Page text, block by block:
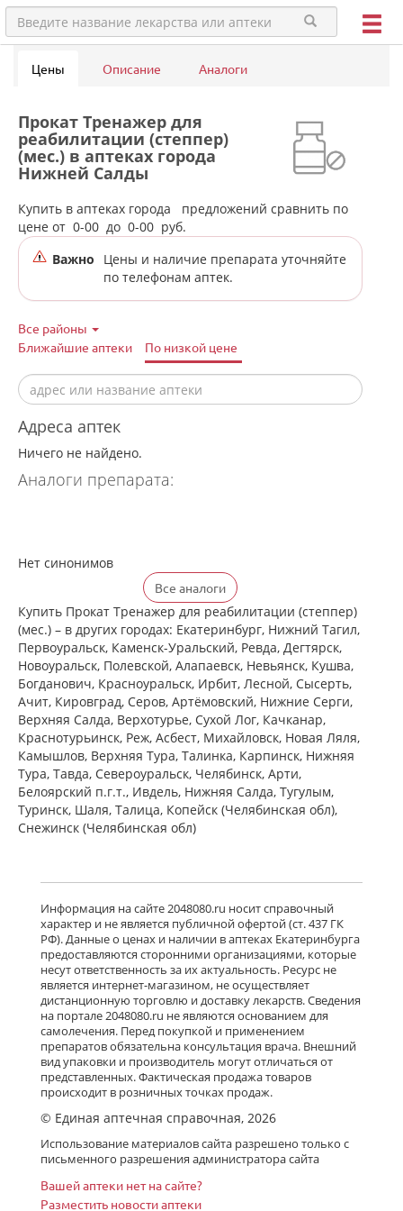
Цены Описание Аналоги
Прокат Тренажер для
реабилитации (степпер)
(мес.) в аптеках города
Нижней Салды
Купить в аптеках города
предложений сравнить по
цене от 0-00 до 0-00 руб.
Важно
Цены и наличие препарата уточняйте
по телефонам аптек.
Все районы
Ближайшие аптеки
По низкой цене
Адреса аптек
Ничего не найдено.
Аналоги препарата:
Нет синонимов
Все аналоги
Купить Прокат Тренажер для реабилитации (степпер)
(мес.) – в других городах: Екатеринбург, Нижний Тагил,
Первоуральск, Каменск-Уральский, Ревда, Дегтярск,
Новоуральск, Полевской, Алапаевск, Невьянск, Кушва,
Богданович, Красноуральск, Ирбит, Лесной, Сысерть,
Ачит, Кировград, Серов, Артёмовский, Нижние Cерги,
Верхняя Салда, Верхотурье, Сухой Лог, Качканар,
Краснотурьинск, Реж, Асбест, Михайловск, Новая Ляля,
Камышлов, Верхняя Тура, Талинка, Карпинск, Нижняя
Тура, Тавда, Североуральск, Челябинск, Арти,
Белоярский п.г.т., Ивдель, Нижняя Салда, Тугулым,
Туринск, Шаля, Талица, Копейск (Челябинская обл),
Снежинск (Челябинская обл)
Информация на сайте 2048080.ru носит справочный
характер и не является публичной офертой (ст. 437 ГК
РФ). Данные о ценах и наличии в аптеках Екатеринбурга
предоставляются сторонними организациями, которые
несут ответственность за их актуальность. Ресурс не
является интернет-магазином, не осуществляет
дистанционную торговлю и доставку лекарств. Сведения
на портале 2048080.ru не являются основанием для
самолечения. Перед покупкой и применением
препаратов обязательна консультация врача. Внешний
вид упаковки и производитель могут отличаться от
представленных. Фактическая продажа товаров
происходит в розничных точках продаж.
© Единая аптечная справочная, 2026
Использование материалов сайта разрешено только с
письменного разрешения администратора сайта
Вашей аптеки нет на сайте?
Разместить новости аптеки